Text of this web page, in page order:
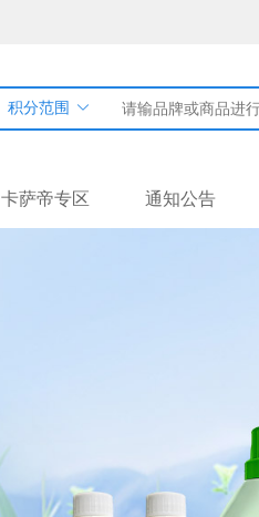
积分范围
卡萨帝专区 通知公告